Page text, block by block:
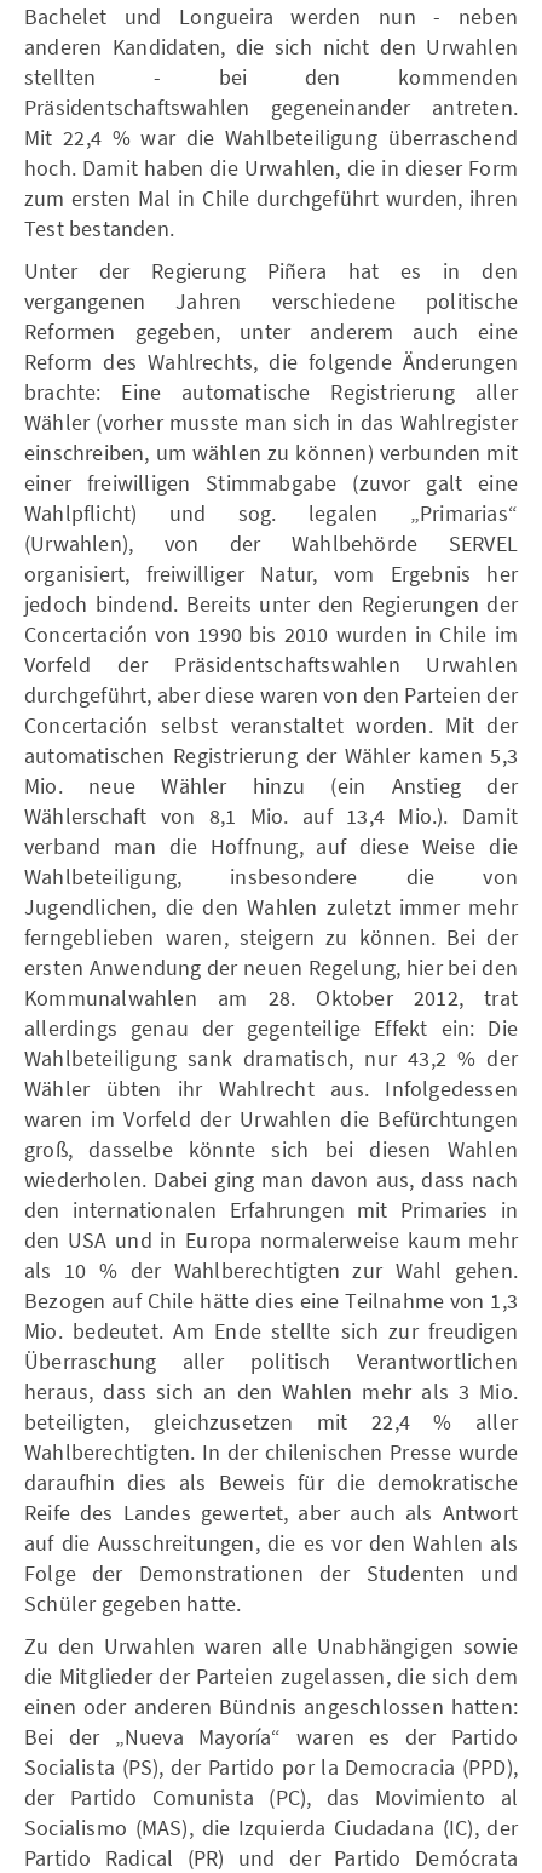
Bachelet und Longueira werden nun - neben
anderen Kandidaten, die sich nicht den Urwahlen
stellten - bei den kommenden
Präsidentschaftswahlen gegeneinander antreten.
Mit 22,4 % war die Wahlbeteiligung überraschend
hoch. Damit haben die Urwahlen, die in dieser Form
zum ersten Mal in Chile durchgeführt wurden, ihren
Test bestanden.
Unter der Regierung Piñera hat es in den
vergangenen Jahren verschiedene politische
Reformen gegeben, unter anderem auch eine
Reform des Wahlrechts, die folgende Änderungen
brachte: Eine automatische Registrierung aller
Wähler (vorher musste man sich in das Wahlregister
einschreiben, um wählen zu können) verbunden mit
einer freiwilligen Stimmabgabe (zuvor galt eine
Wahlpflicht) und sog. legalen „Primarias“
(Urwahlen), von der Wahlbehörde SERVEL
organisiert, freiwilliger Natur, vom Ergebnis her
jedoch bindend. Bereits unter den Regierungen der
Concertación von 1990 bis 2010 wurden in Chile im
Vorfeld der Präsidentschaftswahlen Urwahlen
durchgeführt, aber diese waren von den Parteien der
Concertación selbst veranstaltet worden. Mit der
automatischen Registrierung der Wähler kamen 5,3
Mio. neue Wähler hinzu (ein Anstieg der
Wählerschaft von 8,1 Mio. auf 13,4 Mio.). Damit
verband man die Hoffnung, auf diese Weise die
Wahlbeteiligung, insbesondere die von
Jugendlichen, die den Wahlen zuletzt immer mehr
ferngeblieben waren, steigern zu können. Bei der
ersten Anwendung der neuen Regelung, hier bei den
Kommunalwahlen am 28. Oktober 2012, trat
allerdings genau der gegenteilige Effekt ein: Die
Wahlbeteiligung sank dramatisch, nur 43,2 % der
Wähler übten ihr Wahlrecht aus. Infolgedessen
waren im Vorfeld der Urwahlen die Befürchtungen
groß, dasselbe könnte sich bei diesen Wahlen
wiederholen. Dabei ging man davon aus, dass nach
den internationalen Erfahrungen mit Primaries in
den USA und in Europa normalerweise kaum mehr
als 10 % der Wahlberechtigten zur Wahl gehen.
Bezogen auf Chile hätte dies eine Teilnahme von 1,3
Mio. bedeutet. Am Ende stellte sich zur freudigen
Überraschung aller politisch Verantwortlichen
heraus, dass sich an den Wahlen mehr als 3 Mio.
beteiligten, gleichzusetzen mit 22,4 % aller
Wahlberechtigten. In der chilenischen Presse wurde
daraufhin dies als Beweis für die demokratische
Reife des Landes gewertet, aber auch als Antwort
auf die Ausschreitungen, die es vor den Wahlen als
Folge der Demonstrationen der Studenten und
Schüler gegeben hatte.
Zu den Urwahlen waren alle Unabhängigen sowie
die Mitglieder der Parteien zugelassen, die sich dem
einen oder anderen Bündnis angeschlossen hatten:
Bei der „Nueva Mayoría“ waren es der Partido
Socialista (PS), der Partido por la Democracia (PPD),
der Partido Comunista (PC), das Movimiento al
Socialismo (MAS), die Izquierda Ciudadana (IC), der
Partido Radical (PR) und der Partido Demócrata